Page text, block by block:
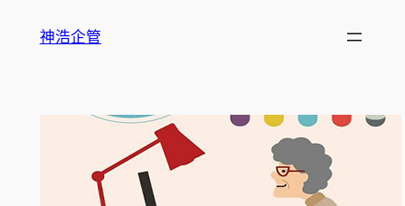
神浩企管